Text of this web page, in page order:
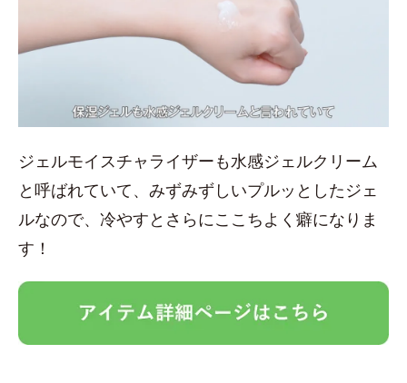
ジェルモイスチャライザーも水感ジェルクリーム
と呼ばれていて、みずみずしいプルッとしたジェ
ルなので、冷やすとさらにここちよく癖になりま
す！